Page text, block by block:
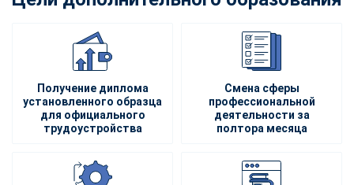
Получение диплома
установленного образца
для официального
трудоустройства
Смена сферы
профессиональной
деятельности за
полтора месяца